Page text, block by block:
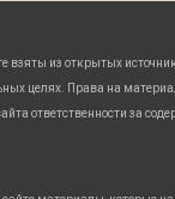
взяты из открытых
целях. Права на
ответственности за